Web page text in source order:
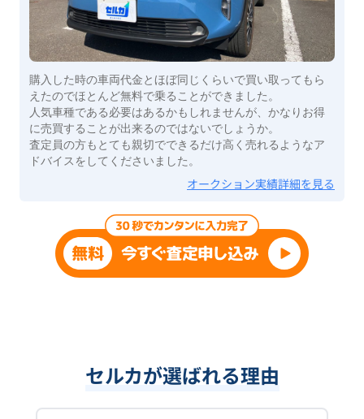
購入した時の車両代金とほぼ同じくらいで買い取ってもら
えたのでほとんど無料で乗ることができました。
人気車種である必要はあるかもしれませんが、かなりお得
に売買することが出来るのではないでしょうか。
査定員の方もとても親切でできるだけ高く売れるようなア
ドバイスをしてくださいました。
オークション実績詳細を見る
セルカが選ばれる理由